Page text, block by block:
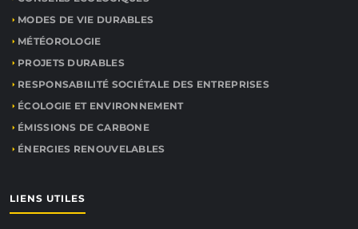
MODES DE VIE DURABLES
MÉTÉOROLOGIE
PROJETS DURABLES
RESPONSABILITÉ SOCIÉTALE DES ENTREPRISES
ÉCOLOGIE ET ENVIRONNEMENT
ÉMISSIONS DE CARBONE
ÉNERGIES RENOUVELABLES
LIENS UTILES